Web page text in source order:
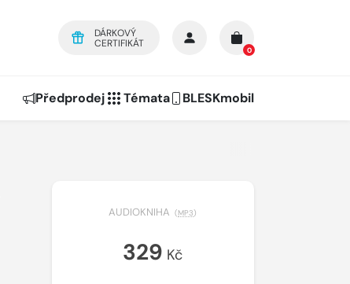
DÁRKOVÝ
CERTIFIKÁT
0
Předprodej Témata BLESKmobil
AUDIOKNIHA (MP3)
329 Kč